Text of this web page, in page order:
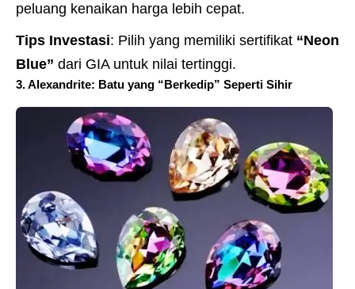
peluang kenaikan harga lebih cepat.
Tips Investasi: Pilih yang memiliki sertifikat “Neon
Blue” dari GIA untuk nilai tertinggi.
3. Alexandrite: Batu yang “Berkedip” Seperti Sihir